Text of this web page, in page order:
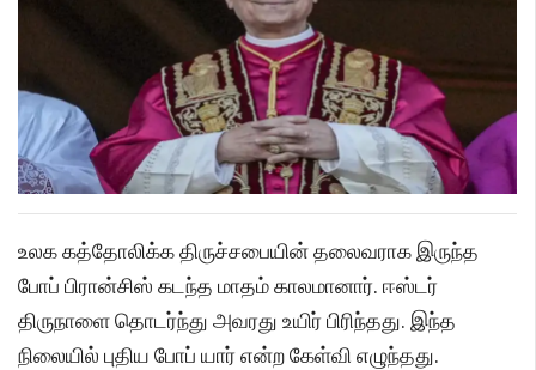
உலக கத்தோலிக்க திருச்சபையின் தலைவராக இருந்த
போப் பிரான்சிஸ் கடந்த மாதம் காலமானார். ஈஸ்டர்
திருநாளை தொடர்ந்து அவரது உயிர் பிரிந்தது. இந்த
நிலையில் புதிய போப் யார் என்ற கேள்வி எழுந்தது.